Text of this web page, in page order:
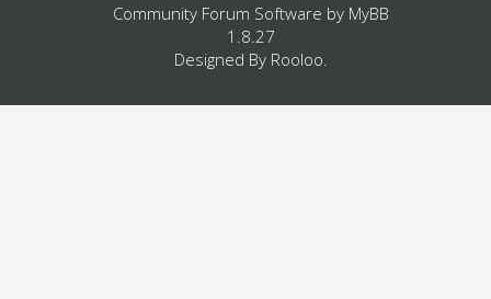
Community Forum Software by MyBB
1.8.27
Designed By Rooloo